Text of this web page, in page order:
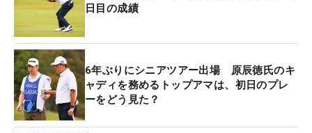
日目の成績
6年ぶりにシニアツアー出場 原辰徳氏のキ
ャディを務めるトップアマは、初日のプレ
ーをどう見た？